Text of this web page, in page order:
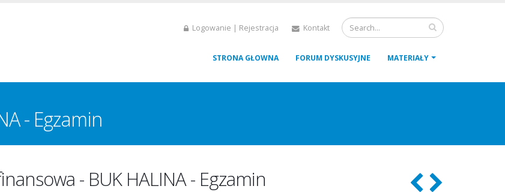
Logowanie | Rejestracja Kontakt
STRONA GŁOWNA FORUM DYSKUSYJNE MATERIAŁY
- Egzamin
- BUK HALINA - Egzamin